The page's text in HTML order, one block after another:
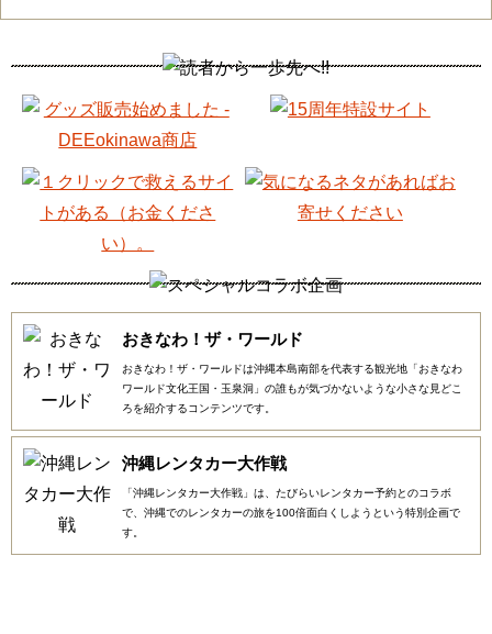
おきなわ！ザ・ワールド
おきなわ！ザ・ワールドは沖縄本島南部を代表する観光地「おきなわ
ワールド文化王国・玉泉洞」の誰もが気づかないような小さな見どこ
ろを紹介するコンテンツです。
沖縄レンタカー大作戦
「沖縄レンタカー大作戦」は、たびらいレンタカー予約とのコラボ
で、沖縄でのレンタカーの旅を100倍面白くしようという特別企画で
す。